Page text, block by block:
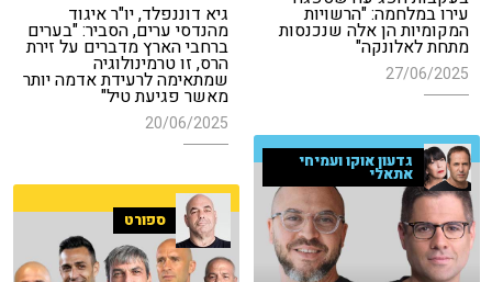
עירו במלחמה: "הרשויות
המקומיות הן אלה שנכנסות
מתחת לאלונקה"
27/06/2025
גיא דוננפלד, יו"ר איגוד
מהנדסי ערים, הסביר: "בערים
ברחבי הארץ מדברים על זירת
הרס, זו טרמינולוגיה
שמתאימה לרעידת אדמה יותר
מאשר פגיעת טיל"
20/06/2025
גדעון אוקו ועמיחי
אתאלי
ספורט